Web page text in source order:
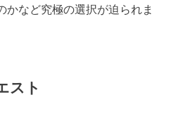
かなど究極の選択が迫られま
スト